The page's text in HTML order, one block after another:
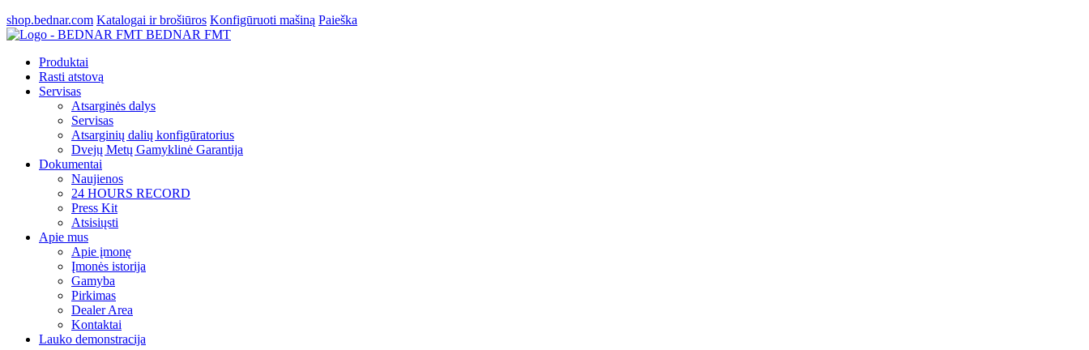
shop.bednar.com Katalogai ir brošiūros Konfigūruoti mašiną Paieška
BEDNAR FMT
Produktai
Rasti atstovą
Servisas
Atsarginės dalys
Servisas
Atsarginių dalių konfigūratorius
Dvejų Metų Gamyklinė Garantija
Dokumentai
Naujienos
24 HOURS RECORD
Press Kit
Atsisiųsti
Apie mus
Apie įmonę
Įmonės istorija
Gamyba
Pirkimas
Dealer Area
Kontaktai
Lauko demonstracija